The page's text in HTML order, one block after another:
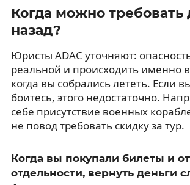
Когда можно требовать
назад?
Юристы ADAC уточняют:
реальной и происходить именно
когда вы собрались лететь. Если
боитесь, этого недостаточно.
себе присутствие военных
не повод требовать скидку за тур.
Когда вы покупали билеты и
отдельности, вернуть деньги